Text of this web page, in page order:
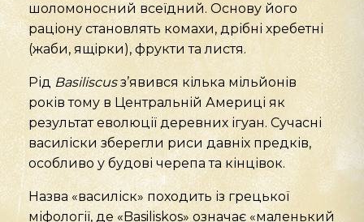
шоломоносний всеїдний. Основу його
раціону становлять комахи, дрібні хребетні
(жаби, ящірки), фрукти та листя.
Рід Basiliscusз’явився кілька мільйонів
років тому в Центральній Америці як
результат еволюції деревних ігуан. Сучасні
василіски зберегли риси давніх предків,
особливо у будові черепа та кінцівок.
Назва «василіск» походить із грецької
міфології, де «Basiliskos» означає «маленький